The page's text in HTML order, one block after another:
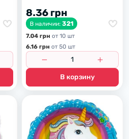
8.36 грн
В наличии: 321
7.04 грн от 10 шт
6.16 грн от 50 шт
В корзину